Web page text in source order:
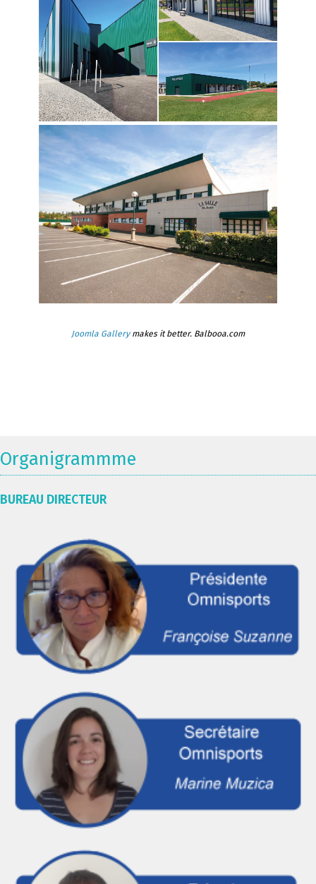
Joomla Gallerymakes it better. Balbooa.com
Organigrammme
BUREAU DIRECTEUR